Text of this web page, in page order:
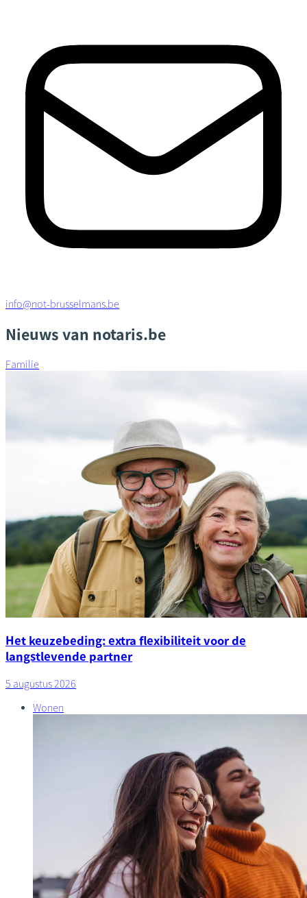
info@not-brusselmans.be
Nieuws van notaris.be
Familie
Het keuzebeding: extra flexibiliteit voor de
langstlevende partner
5 augustus 2026
Wonen